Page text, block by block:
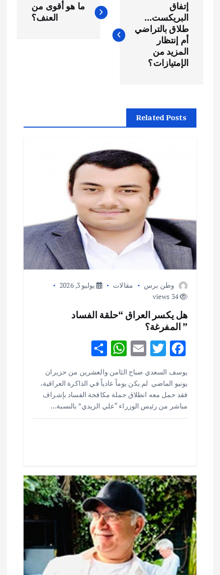
ص
ت
إتفاق
البريكست…
طلاق بالتراضي
أم إنتظار
المزيد من
الإمتيازات؟
ما هو أقوى من
العنف؟
Related Posts
وطن برس مقالات
يوليو 3, 2026
34 views
هل يكسر العراق “حلقة الفساد
” المفرغة؟
F
ac
e
b
o
T
it
te
r
E
m
ai
l
W
h
at
s
A
S
ar
e
يوسف السعدي صباح الثامن والعشرين من حزيران
يونيو الماضي لم يكن يوماً عادياً في الذاكرة العراقية،
فقد حمل معه انطلاق حملة مكافحة الفساد بإشراف
مباشر من رئيس الوزراء “علي الزيدي” بالنسبة…